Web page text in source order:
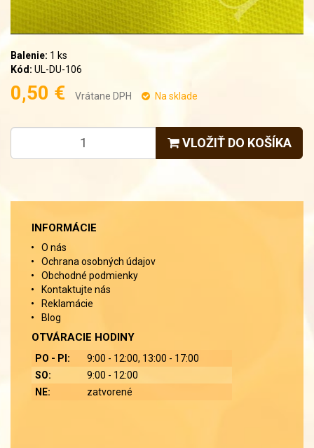
Balenie: 1 ks
Kód: UL-DU-106
0,50 € Vrátane DPH Na sklade
VLOŽIŤ DO KOŠÍKA
INFORMÁCIE
O nás
Ochrana osobných údajov
Obchodné podmienky
Kontaktujte nás
Reklamácie
Blog
OTVÁRACIE HODINY
PO - PI:
9:00 - 12:00, 13:00 - 17:00
SO:
9:00 - 12:00
NE:
zatvorené